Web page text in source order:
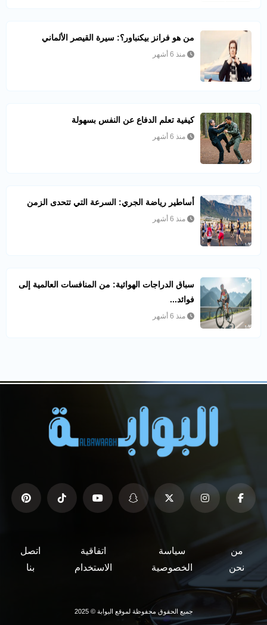
من هو فرانز بيكنباور؟: سيرة القيصر الألماني
منذ 6 أشهر
كيفية تعلم الدفاع عن النفس بسهولة
منذ 6 أشهر
أساطير رياضة الجري: السرعة التي تتحدى الزمن
منذ 6 أشهر
سباق الدراجات الهوائية: من المنافسات العالمية إلى
فوائد...
منذ 6 أشهر
من
نحن
سياسة
الخصوصية
اتفاقية
الاستخدام
اتصل
بنا
جميع الحقوق محفوظة لموقع البوابة © 2025